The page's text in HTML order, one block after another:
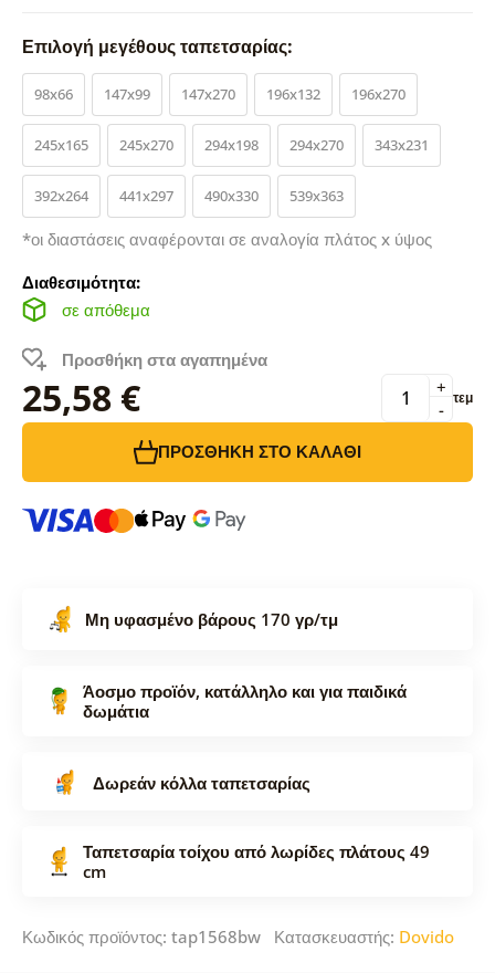
Επιλογή μεγέθους ταπετσαρίας:
98x66 147x99 147x270 196x132 196x270
245x165 245x270 294x198 294x270 343x231
392x264 441x297 490x330 539x363
*οι διαστάσεις αναφέρονται σε αναλογία πλάτος x ύψος
Διαθεσιμότητα:
σε απόθεμα
Προσθήκη στα αγαπημένα
25,58 € -
+ τεμ
ΠΡΟΣΘΉΚΗ ΣΤΟ ΚΑΛΆΘΙ
Μη υφασμένο βάρους 170 γρ/τμ
Άοσμο προϊόν, κατάλληλο και για παιδικά
δωμάτια
Δωρεάν κόλλα ταπετσαρίας
Ταπετσαρία τοίχου από λωρίδες πλάτους 49
cm
Κωδικός προϊόντος: tap1568bw Κατασκευαστής: Dovido